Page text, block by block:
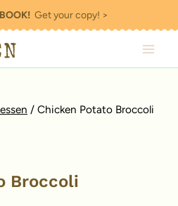
Get your copy! >
/ Chicken Potato Broccoli
Broccoli